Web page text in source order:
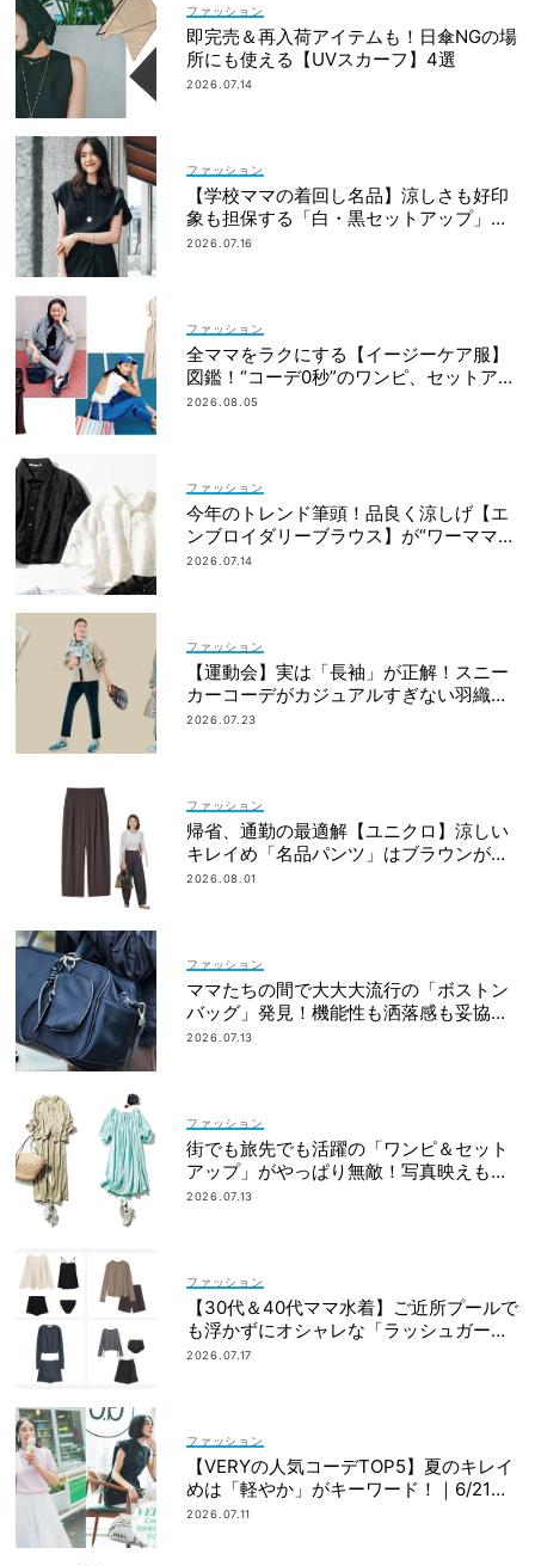
ファッション
即完売＆再入荷アイテムも！日傘NGの場
所にも使える【UVスカーフ】4選
2026.07.14
ファッション
【学校ママの着回し名品】涼しさも好印
象も担保する「白・黒セットアップ」決
定版
2026.07.16
ファッション
全ママをラクにする【イージーケア服】
図鑑！“コーデ0秒”のワンピ、セットアッ
プetc.
2026.08.05
ファッション
今年のトレンド筆頭！品良く涼しげ【エ
ンブロイダリーブラウス】が“ワーママの
新定番”
2026.07.14
ファッション
【運動会】実は「長袖」が正解！スニー
カーコーデがカジュアルすぎない羽織り
アイデア
2026.07.23
ファッション
帰省、通勤の最適解【ユニクロ】涼しい
キレイめ「名品パンツ」はブラウンが使
える！
2026.08.01
ファッション
ママたちの間で大大大流行の「ボストン
バッグ」発見！機能性も洒落感も妥協し
ない
2026.07.13
ファッション
街でも旅先でも活躍の「ワンピ＆セット
アップ」がやっぱり無敵！写真映えも着
回し力も◎
2026.07.13
ファッション
【30代＆40代ママ水着】ご近所プールで
も浮かずにオシャレな「ラッシュガード
＆ショートパンツセット」6選！
2026.07.17
ファッション
【VERYの人気コーデTOP5】夏のキレイ
めは「軽やか」がキーワード！｜6/21〜
30
2026.07.11